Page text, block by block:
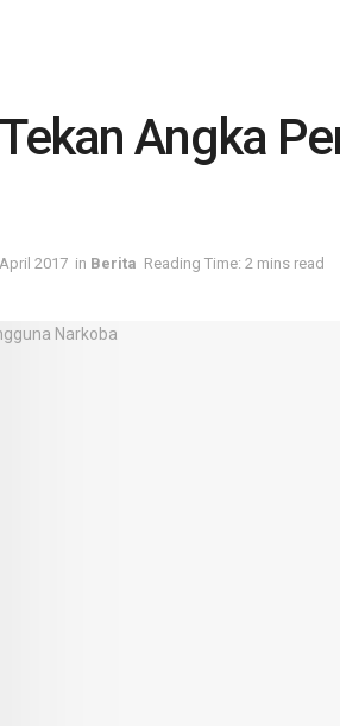
Angka
2017 in Berita Reading Time: 2 mins read